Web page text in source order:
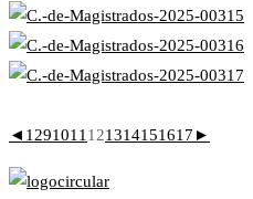
◄ 1 291011 121314151617 ►